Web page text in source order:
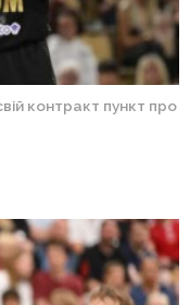
контракт пункт про